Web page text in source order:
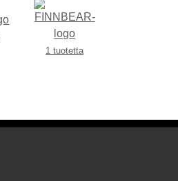
1 tuotetta